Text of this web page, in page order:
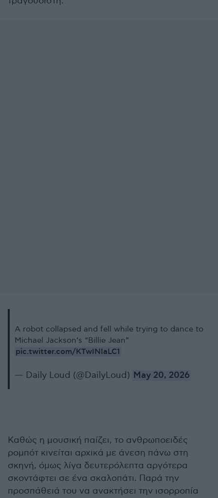
A robot collapsed and fell while trying to dance to
Michael Jackson’s “Billie Jean”
pic.twitter.com/KTwINIaLC1
— Daily Loud (@DailyLoud) May 20, 2026
Καθώς η μουσική παίζει, το ανθρωποειδές
ρομπότ κινείται αρχικά με άνεση πάνω στη
σκηνή, όμως λίγα δευτερόλεπτα αργότερα
σκοντάφτει σε ένα σκαλοπάτι. Παρά την
προσπάθειά του να ανακτήσει την ισορροπία